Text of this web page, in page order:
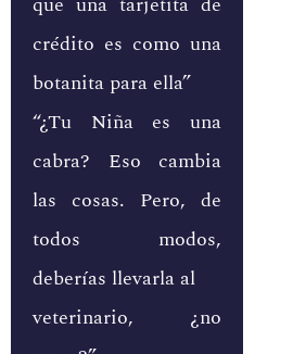
crédito es como una
botanita para ella”
“¿Tu Niña es una
cabra? Eso cambia
las cosas. Pero, de
todos modos,
deberías llevarla al
veterinario, ¿no